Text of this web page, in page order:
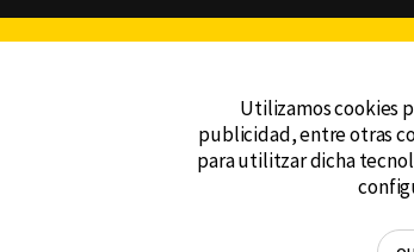
DERECHOS RESERVADOS © CANAL 6 2026
Prohibida la reproducción total o parcial, incluyendo
Utilizamos cookies
publicidad, entre otras
para utilitzar dicha